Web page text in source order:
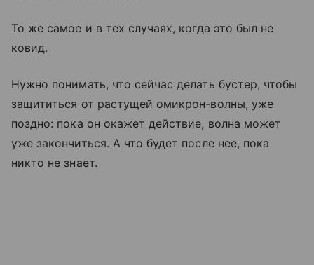
То же самое и в тех случаях, когда это был не
ковид.
Нужно понимать, что сейчас делать бустер, чтобы
защититься от растущей омикрон-волны, уже
поздно: пока он окажет действие, волна может
уже закончиться. А что будет после нее, пока
никто не знает.